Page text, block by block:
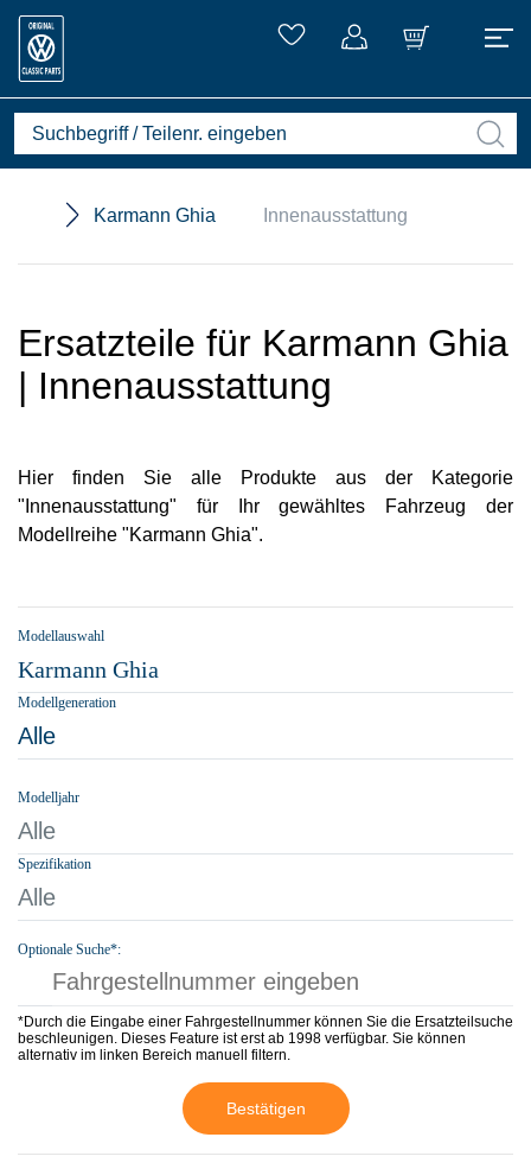
Karmann Ghia Innenausstattung
Ersatzteile für Karmann Ghia
| Innenausstattung
Hier finden Sie alle Produkte aus der Kategorie
"Innenausstattung" für Ihr gewähltes Fahrzeug der
Modellreihe "Karmann Ghia".
Modellauswahl
Karmann Ghia
Modellgeneration
Alle
Modelljahr
Alle
Spezifikation
Alle
Optionale Suche*:
*Durch die Eingabe einer Fahrgestellnummer können Sie die Ersatzteilsuche
beschleunigen. Dieses Feature ist erst ab 1998 verfügbar. Sie können
alternativ im linken Bereich manuell filtern.
Bestätigen